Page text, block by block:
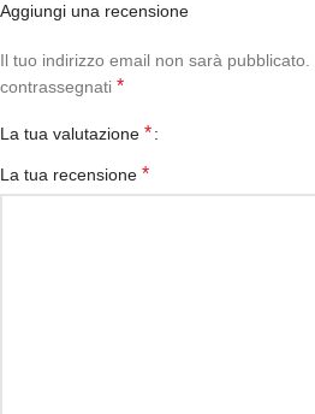
Aggiungi una recensione
Il tuo indirizzo email non sarà pubblicato.
contrassegnati *
La tua valutazione *
La tua recensione *